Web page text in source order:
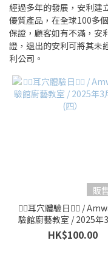
~
經過多年的發展，安利建
優質產品，在全球100多
保證，顧客如有不滿，安
證，退出的安利可將其未
利公司。
販
👂🏻耳穴體驗日👂🏻 /
驗館廚藝教室 / 2025年
日 (四）
HK$100.00